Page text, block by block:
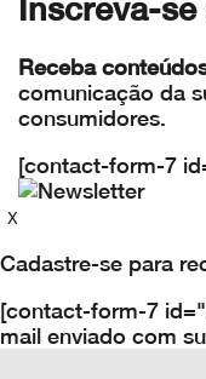
Inscreva-
Receba
comunicação da
consumidores.
[contact-form-7
X
Cadastre-se para
[contact-form-7
mail enviado com